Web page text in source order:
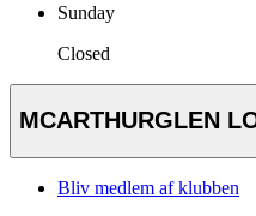
Sunday
Closed
MCARTHURGLEN
Bliv medlem af klubben